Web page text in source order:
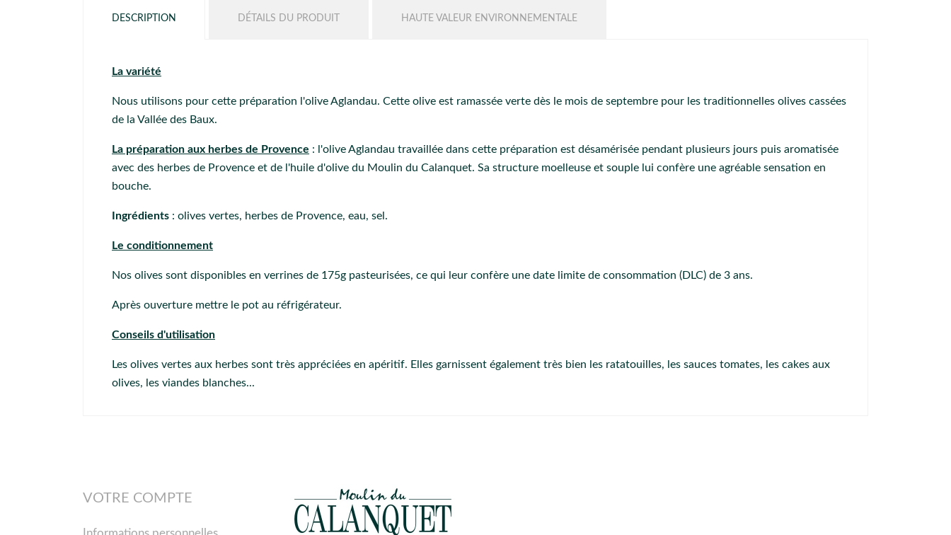
DESCRIPTION DÉTAILS DU PRODUIT HAUTE VALEUR ENVIRONNEMENTALE
La variété
Nous utilisons pour cette préparation l'olive Aglandau. Cette olive est ramassée verte dès le mois de septembre pour les traditionnelles olives cassées
de la Vallée des Baux.
La préparation aux herbes de Provence : l'olive Aglandau travaillée dans cette préparation est désamérisée pendant plusieurs jours puis aromatisée
avec des herbes de Provence et de l'huile d'olive du Moulin du Calanquet. Sa structure moelleuse et souple lui confère une agréable sensation en
bouche.
Ingrédients : olives vertes, herbes de Provence, eau, sel.
Le conditionnement
Nos olives sont disponibles en verrines de 175g pasteurisées, ce qui leur confère une date limite de consommation (DLC) de 3 ans.
Après ouverture mettre le pot au réfrigérateur.
Conseils d'utilisation
Les olives vertes aux herbes sont très appréciées en apéritif. Elles garnissent également très bien les ratatouilles, les sauces tomates, les cakes aux
olives, les viandes blanches...
VOTRE COMPTE